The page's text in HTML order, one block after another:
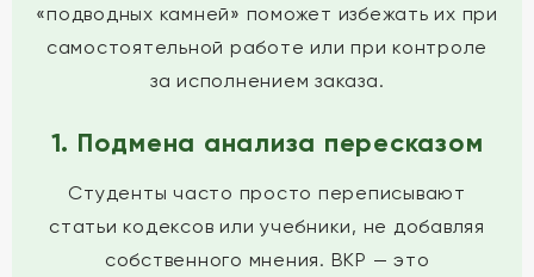
«подводных камней» поможет избежать их при
самостоятельной работе или при контроле
за исполнением заказа.
1. Подмена анализа пересказом
Студенты часто просто переписывают
статьи кодексов или учебники, не добавляя
собственного мнения. ВКР — это